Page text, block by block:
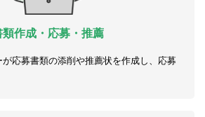
類作成・応募・推薦
応募書類の添削や推薦状を作成し、応募